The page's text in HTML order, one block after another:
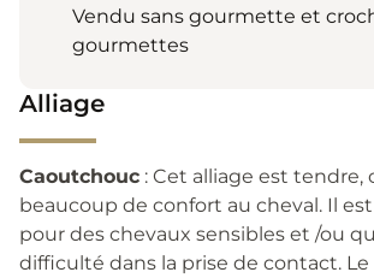
Vendu sans gourmette et
gourmettes
Alliage
Caoutchouc : Cet alliage est tendre,
beaucoup de confort au cheval. Il
pour des chevaux sensibles et /ou
difficulté dans la prise de contact. Le